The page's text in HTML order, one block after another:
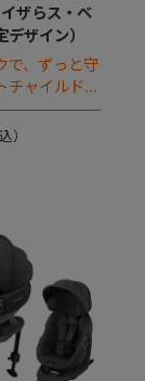
ザらス・ベ
ザイン）
で、ずっと守
チャイルドシ
ードモデル。